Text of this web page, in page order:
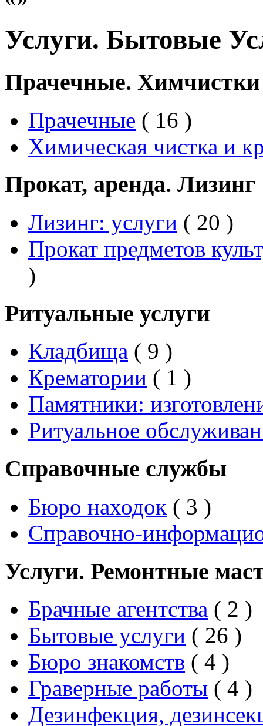
Услуги. Бытовые
Прачечные. Химчистки
Прачечные ( 16 )
Химическая чистка и
Прокат, аренда. Лизинг
Лизинг: услуги ( 20 )
Прокат предметов
)
Ритуальные услуги
Кладбища ( 9 )
Крематории ( 1 )
Памятники:
Ритуальное
Справочные службы
Бюро находок ( 3 )
Справочно-
Услуги. Ремонтные
Брачные агентства ( 2 )
Бытовые услуги ( 26 )
Бюро знакомств ( 4 )
Граверные работы ( 4 )
Дезинфекция,